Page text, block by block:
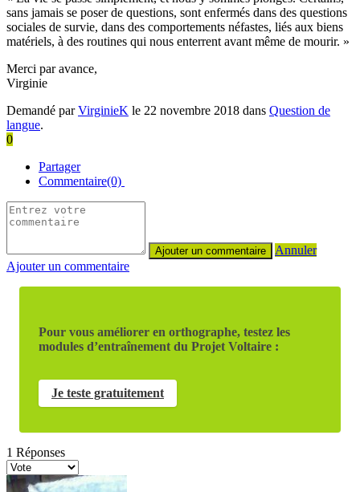
sans jamais se poser de questions, sont enfermés dans des questions
sociales de survie, dans des comportements néfastes, liés aux biens
matériels, à des routines qui nous enterrent avant même de mourir. »
Merci par avance,
Virginie
Demandé parVirginieK le 22 novembre 2018 dans Question de
langue.
0
Partager
Commentaire(0)
Annuler
Ajouter un commentaire
Pour vous améliorer en orthographe, testez les
modules d’entraînement du Projet Voltaire :
Je teste gratuitement
1 Réponses